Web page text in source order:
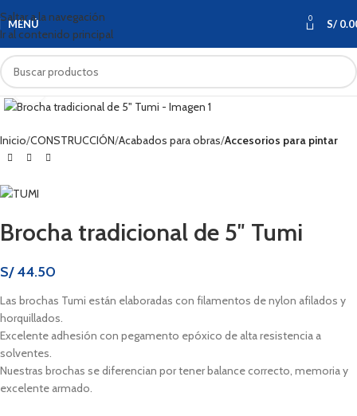
Saltar a la navegación
Ir al contenido principal
MENÚ 0 S/
Haga clic para ampliar
Inicio CONSTRUCCIÓN Acabados para obras Accesorios para pintar
Brocha tradicional de 5″ Tumi
S/44.50
Las brochas Tumi están elaboradas con filamentos de nylon afilados y
horquillados.
Excelente adhesión con pegamento epóxico de alta resistencia a
solventes.
Nuestras brochas se diferencian por tener balance correcto, memoria y
excelente armado.